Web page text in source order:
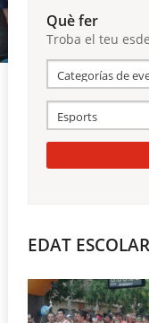
Reserves
Què fer
Troba el teu
EDAT ESCOLAR